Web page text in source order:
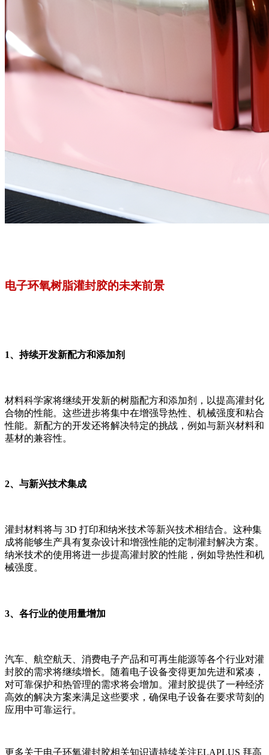
电子环氧树脂灌封胶的未来前景
1、持续开发新配方和添加剂
材料科学家将继续开发新的树脂配方和添加剂，以提高灌封化
合物的性能。这些进步将集中在增强导热性、机械强度和粘合
性能。新配方的开发还将解决特定的挑战，例如与新兴材料和
基材的兼容性。
2、与新兴技术集成
灌封材料将与 3D 打印和纳米技术等新兴技术相结合。这种集
成将能够生产具有复杂设计和增强性能的定制灌封解决方案。
纳米技术的使用将进一步提高灌封胶的性能，例如导热性和机
械强度。
3、各行业的使用量增加
汽车、航空航天、消费电子产品和可再生能源等各个行业对灌
封胶的需求将继续增长。随着电子设备变得更加先进和紧凑，
对可靠保护和热管理的需求将会增加。灌封胶提供了一种经济
高效的解决方案来满足这些要求，确保电子设备在要求苛刻的
应用中可靠运行。
更多关于电子环氧灌封胶相关知识请持续关注ELAPLUS 拜高